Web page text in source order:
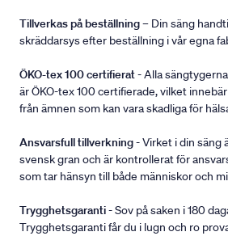
Tillverkas på beställning– Din säng
skräddarsys efter beställning i vår egna
ÖKO-tex 100 certifierat- Alla
är ÖKO-tex 100 certifierade, vilket
från ämnen som kan vara skadliga för
Ansvarsfull tillverkning- Virket i din säng
svensk gran och är kontrollerat för
som tar hänsyn till både människor och
Trygghetsgaranti- Sov på saken i 180
Trygghetsgaranti får du i lugn och ro